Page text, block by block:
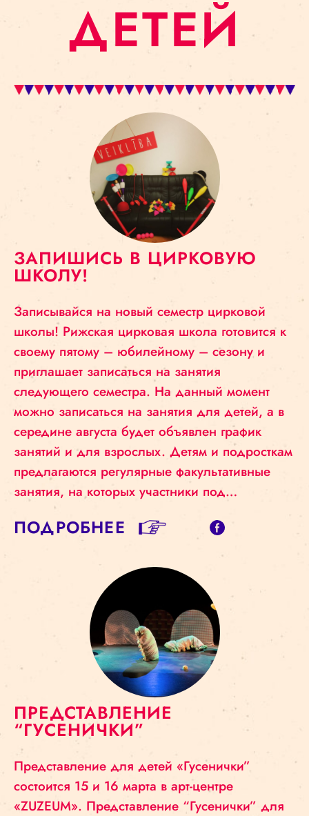
ДЕТЕЙ
ЗАПИШИСЬ В ЦИРКОВУЮ
ШКОЛУ!
Записывайся на новый семестр цирковой
школы! Рижская цирковая школа готовится к
своему пятому – юбилейному – сезону и
приглашает записаться на занятия
следующего семестра. На данный момент
можно записаться на занятия для детей, а в
середине августа будет объявлен график
занятий и для взрослых. Детям и подросткам
предлагаются регулярные факультативные
занятия, на которых участники под…
ПОДРОБНЕЕ
ПРЕДСТАВЛЕНИЕ
“ГУСЕНИЧКИ”
Представление для детей «Гусенички”
состоится 15 и 16 марта в арт-центре
«ZUZEUM». Представление “Гусенички” для